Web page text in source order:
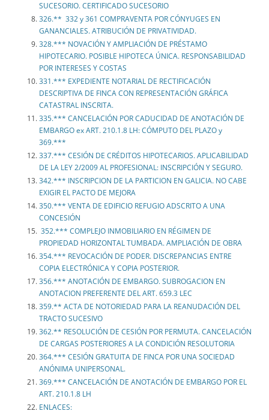
SUCESORIO. CERTIFICADO SUCESORIO
326.** 332 y 361 COMPRAVENTA POR CÓNYUGES EN
GANANCIALES. ATRIBUCIÓN DE PRIVATIVIDAD.
328.*** NOVACIÓN Y AMPLIACIÓN DE PRÉSTAMO
HIPOTECARIO. POSIBLE HIPOTECA ÚNICA. RESPONSABILIDAD
POR INTERESES Y COSTAS
331.*** EXPEDIENTE NOTARIAL DE RECTIFICACIÓN
DESCRIPTIVA DE FINCA CON REPRESENTACIÓN GRÁFICA
CATASTRAL INSCRITA.
335.*** CANCELACIÓN POR CADUCIDAD DE ANOTACIÓN DE
EMBARGO ex ART. 210.1.8 LH: CÓMPUTO DEL PLAZO y
369.***
337.*** CESIÓN DE CRÉDITOS HIPOTECARIOS. APLICABILIDAD
DE LA LEY 2/2009 AL PROFESIONAL: INSCRIPCIÓN Y SEGURO.
342.*** INSCRIPCION DE LA PARTICION EN GALICIA. NO CABE
EXIGIR EL PACTO DE MEJORA
350.*** VENTA DE EDIFICIO REFUGIO ADSCRITO A UNA
CONCESIÓN
352.*** COMPLEJO INMOBILIARIO EN RÉGIMEN DE
PROPIEDAD HORIZONTAL TUMBADA. AMPLIACIÓN DE OBRA
354.*** REVOCACIÓN DE PODER. DISCREPANCIAS ENTRE
COPIA ELECTRÓNICA Y COPIA POSTERIOR.
356.*** ANOTACIÓN DE EMBARGO. SUBROGACION EN
ANOTACION PREFERENTE DEL ART. 659.3 LEC
359.** ACTA DE NOTORIEDAD PARA LA REANUDACIÓN DEL
TRACTO SUCESIVO
362.** RESOLUCIÓN DE CESIÓN POR PERMUTA. CANCELACIÓN
DE CARGAS POSTERIORES A LA CONDICIÓN RESOLUTORIA
364.*** CESIÓN GRATUITA DE FINCA POR UNA SOCIEDAD
ANÓNIMA UNIPERSONAL.
369.*** CANCELACIÓN DE ANOTACIÓN DE EMBARGO POR EL
ART. 210.1.8 LH
ENLACES: